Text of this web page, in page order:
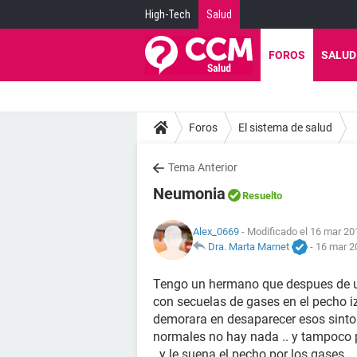
High-Tech Salud
FOROS SALUD
Foros El sistema de salud
Tema Anterior
Neumonia Resuelto
Alex_0669 - Modificado el 16 mar
Dra. Marta Marnet
- 16 mar
Tengo un hermano que despues
con secuelas de gases en el pecho
demorara en desaparecer esos
normales no hay nada .. y